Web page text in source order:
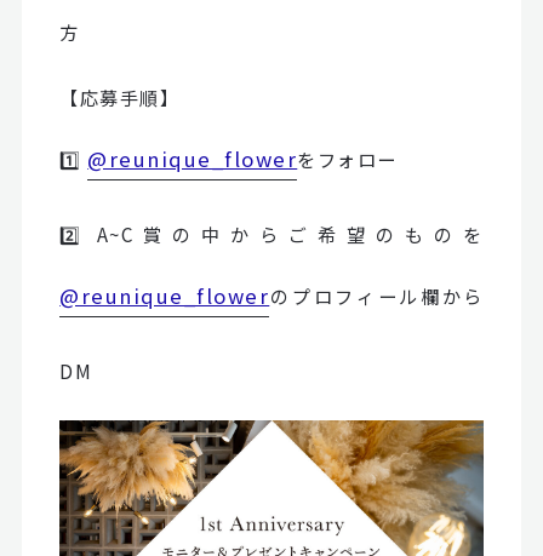
方
【応募手順】
1️⃣ @reunique_flowerをフォロー
2️⃣ A~C賞の中からご希望のものを
@reunique_flowerのプロフィール欄から
DM